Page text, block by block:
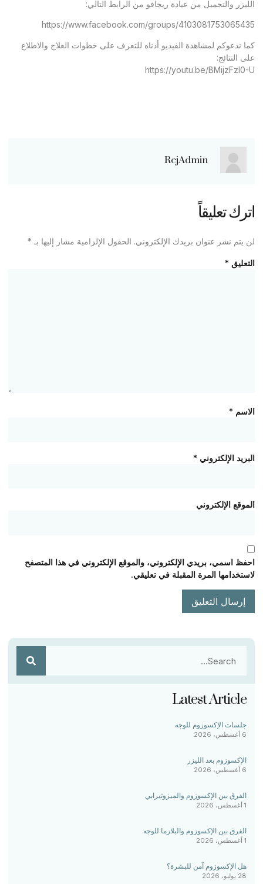
الليزر والتجميل من عيادة ريجافو من الرابط التالي:
https://www.facebook.com/groups/4103081753065435
كما ندعوكم لمشاهدة الفيديو أدناه للتعرف على خطوات العلاج والاطلاع
على النتائج:
https://youtu.be/BMijzFzl0-U
RejAdmin
اترك تعليقاً
لن يتم نشر عنوان بريدك الإلكتروني. الحقول الإلزامية مشار إليها بـ *
التعليق *
الاسم *
البريد الإلكتروني *
الموقع الإلكتروني
احفظ اسمي، بريدي الإلكتروني، والموقع الإلكتروني في هذا المتصفح
لاستخدامها المرة المقبلة في تعليقي.
Latest Article
جلسات الإكسوزوم للوجه
6 أغسطس، 2026
الإكسوزوم بعد الليزر
6 أغسطس، 2026
الفرق بين الإكسوزوم والميزوثيرابي
1 أغسطس، 2026
الفرق بين الإكسوزوم والبلازما للوجه
1 أغسطس، 2026
هل الإكسوزوم آمن للبشرة؟
28 يوليو، 2026